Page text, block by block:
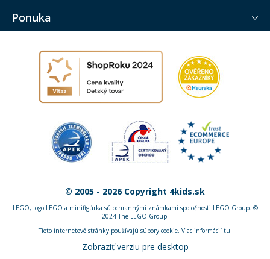
Ponuka
© 2005 - 2026 Copyright 4kids.sk
LEGO, logo LEGO a minifigúrka sú ochrannými známkami spoločnosti LEGO Group. ©
2024 The LEGO Group.
Tieto internetové stránky používajú súbory cookie. Viac informácií tu.
Zobraziť verziu pre desktop